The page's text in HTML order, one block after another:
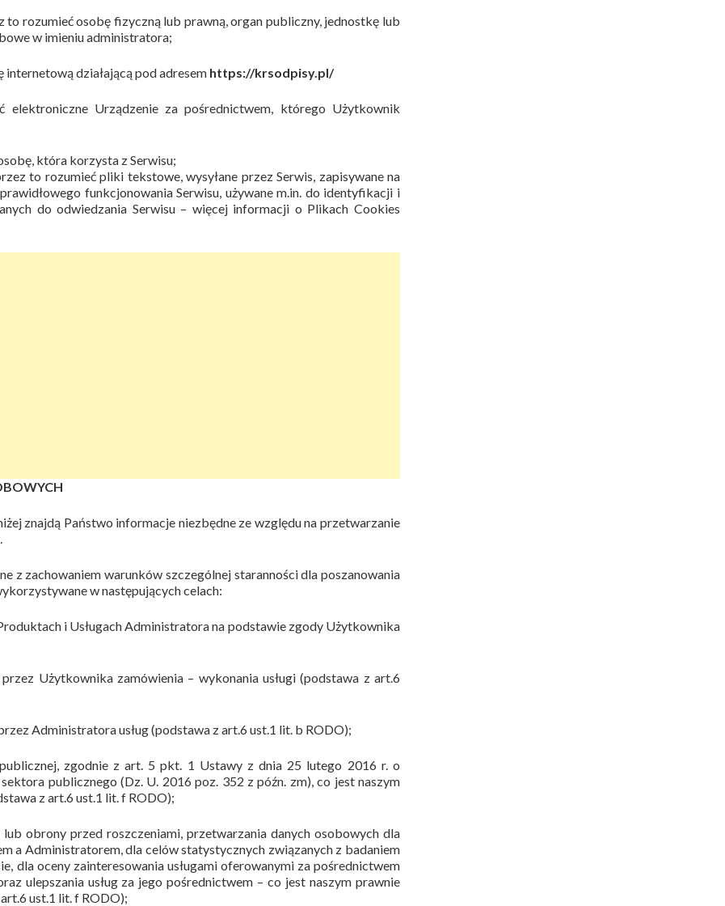
rozumieć osobę fizyczną lub prawną, organ publiczny, jednostkę lub
w imieniu administratora;
internetową działającą pod adresem https://krsodpisy.pl/
elektroniczne Urządzenie za pośrednictwem, którego Użytkownik
która korzysta z Serwisu;
to rozumieć pliki tekstowe, wysyłane przez Serwis, zapisywane na
funkcjonowania Serwisu, używane m.in. do identyfikacji i
do odwiedzania Serwisu – więcej informacji o Plikach Cookies
znajdą Państwo informacje niezbędne ze względu na przetwarzanie
z zachowaniem warunków szczególnej staranności dla poszanowania
w następujących celach:
i Usługach Administratora na podstawie zgody Użytkownika
Użytkownika zamówienia – wykonania usługi (podstawa z art.6
Administratora usług (podstawa z art.6 ust.1 lit. b RODO);
zgodnie z art. 5 pkt. 1 Ustawy z dnia 25 lutego 2016 r. o
publicznego (Dz. U. 2016 poz. 352 z późn. zm), co jest naszym
z art.6 ust.1 lit. f RODO);
lub obrony przed roszczeniami, przetwarzania danych osobowych dla
a Administratorem, dla celów statystycznych związanych z badaniem
dla oceny zainteresowania usługami oferowanymi za pośrednictwem
ulepszania usług za jego pośrednictwem – co jest naszym prawnie
ust.1 lit. f RODO);